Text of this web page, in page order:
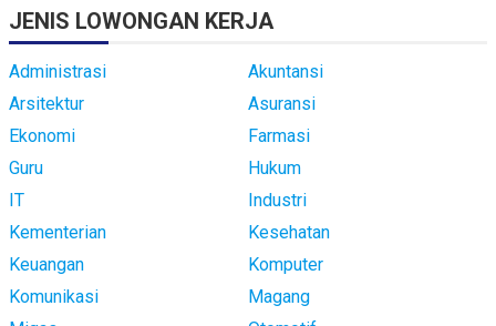
JENIS LOWONGAN KERJA
Administrasi
Akuntansi
Arsitektur
Asuransi
Ekonomi
Farmasi
Guru
Hukum
IT
Industri
Kementerian
Kesehatan
Keuangan
Komputer
Komunikasi
Magang